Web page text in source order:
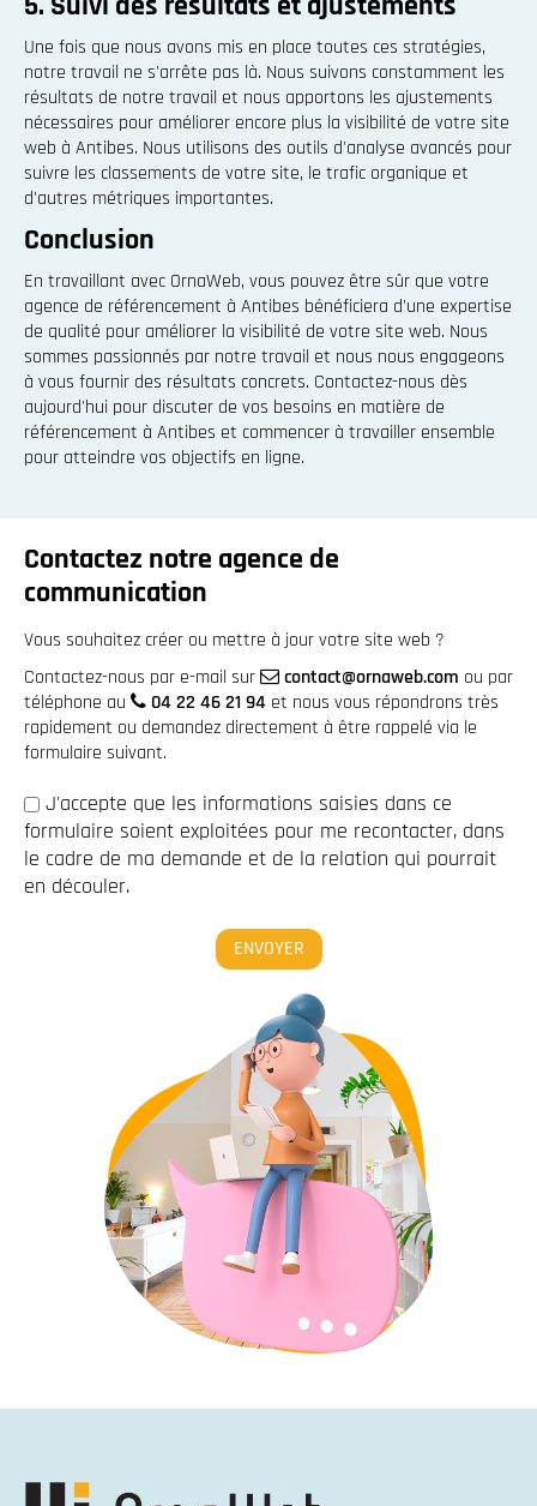
Une fois que nous avons mis en place toutes ces stratégies,
notre travail ne s'arrête pas là. Nous suivons constamment les
résultats de notre travail et nous apportons les ajustements
nécessaires pour améliorer encore plus la visibilité de votre site
web à Antibes. Nous utilisons des outils d'analyse avancés pour
suivre les classements de votre site, le trafic organique et
d'autres métriques importantes.
Conclusion
En travaillant avec OrnaWeb, vous pouvez être sûr que votre
agence de référencement à Antibes bénéficiera d'une expertise
de qualité pour améliorer la visibilité de votre site web. Nous
sommes passionnés par notre travail et nous nous engageons
à vous fournir des résultats concrets. Contactez-nous dès
aujourd'hui pour discuter de vos besoins en matière de
référencement à Antibes et commencer à travailler ensemble
pour atteindre vos objectifs en ligne.
Contactez notre agence de
communication
Vous souhaitez créer ou mettre à jour votre site web ?
Contactez-nous par e-mail sur
contact@ornaweb.com ou par
téléphone au
04 22 46 21 94 et nous vous répondrons très
rapidement ou demandez directement à être rappelé via le
formulaire suivant.
J'accepte que les informations saisies dans ce
formulaire soient exploitées pour me recontacter, dans
le cadre de ma demande et de la relation qui pourrait
en découler.